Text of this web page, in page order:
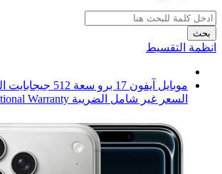
بحث
انظمة التقسيط
موبايل آيفون 17 برو
السعر غير شامل الضريبة with International Warranty.